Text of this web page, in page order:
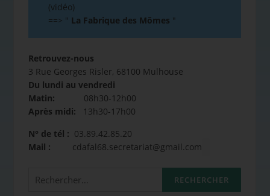
(vidéo)
==> " La Fabrique des Mômes "
Retrouvez-nous
3 Rue Georges Risler, 68100 Mulhouse
Du lundi au vendredi
Matin: 08h30-12h00
Après midi: 13h30-17h00
N° de tél : 03.89.42.85.20
Mail : cdafal68.secretariat@gmail.com